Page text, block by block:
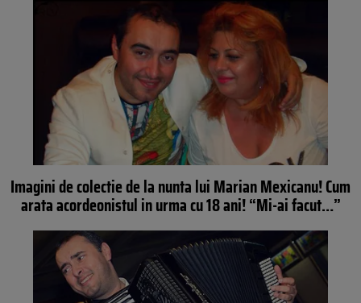
Imagini de colectie de la nunta lui Marian Mexicanu! Cum
arata acordeonistul in urma cu 18 ani! “Mi-ai facut…”